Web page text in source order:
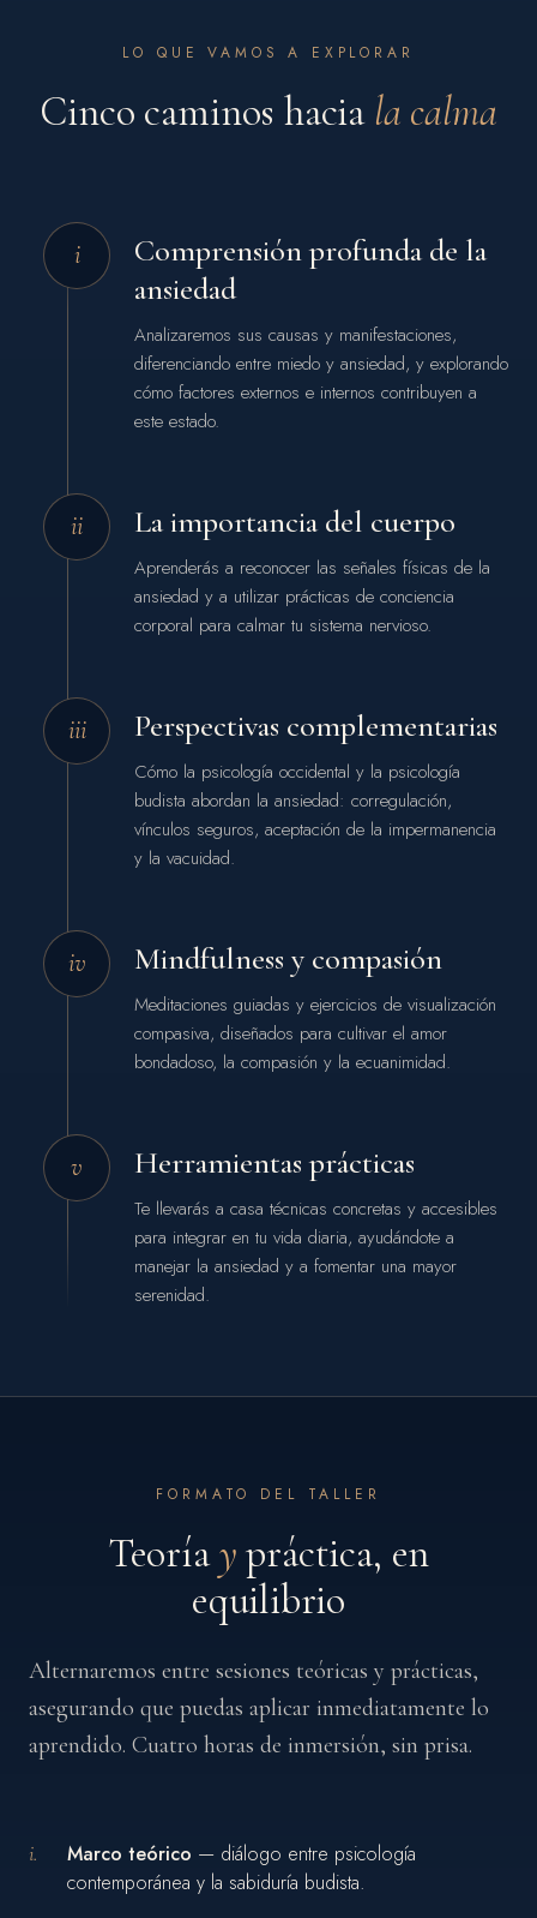
LO QUE VAMOS A EXPLORAR
Cinco caminos hacia la calma
Comprensión profunda de la
ansiedad
Analizaremos sus causas y manifestaciones,
diferenciando entre miedo y ansiedad, y explorando
cómo factores externos e internos contribuyen a
este estado.
i
La importancia del cuerpo
Aprenderás a reconocer las señales físicas de la
ansiedad y a utilizar prácticas de conciencia
corporal para calmar tu sistema nervioso.
ii
Perspectivas complementarias
Cómo la psicología occidental y la psicología
budista abordan la ansiedad: corregulación,
vínculos seguros, aceptación de la impermanencia
y la vacuidad.
iii
Mindfulness y compasión
Meditaciones guiadas y ejercicios de visualización
compasiva, diseñados para cultivar el amor
bondadoso, la compasión y la ecuanimidad.
iv
Herramientas prácticas
Te llevarás a casa técnicas concretas y accesibles
para integrar en tu vida diaria, ayudándote a
manejar la ansiedad y a fomentar una mayor
serenidad.
v
FORMATO DEL TALLER
Teoríaypráctica, en
equilibrio
Alternaremos entre sesiones teóricas y prácticas,
asegurando que puedas aplicar inmediatamente lo
aprendido. Cuatro horas de inmersión, sin prisa.
i. Marco teórico — diálogo entre psicología
contemporánea y la sabiduría budista.